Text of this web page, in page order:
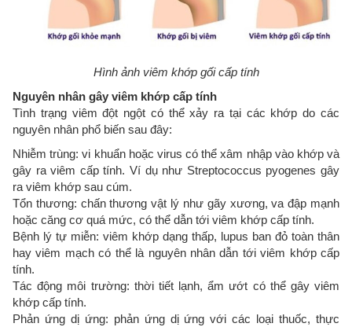
Hình ảnh viêm khớp gối cấp tính
Nguyên nhân gây viêm khớp cấp tính
Tình trạng viêm đột ngột có thể xảy ra tại các khớp do các
nguyên nhân phổ biến sau đây:
Nhiễm trùng: vi khuẩn hoặc virus có thể xâm nhập vào khớp và
gây ra viêm cấp tính. Ví dụ như Streptococcus pyogenes gây
ra viêm khớp sau cúm.
Tổn thương: chấn thương vật lý như gãy xương, va đập mạnh
hoặc căng cơ quá mức, có thể dẫn tới viêm khớp cấp tính.
Bệnh lý tự miễn: viêm khớp dạng thấp, lupus ban đỏ toàn thân
hay viêm mạch có thể là nguyên nhân dẫn tới viêm khớp cấp
tính.
Tác động môi trường: thời tiết lạnh, ẩm ướt có thể gây viêm
khớp cấp tính.
Phản ứng dị ứng: phản ứng dị ứng với các loại thuốc, thực